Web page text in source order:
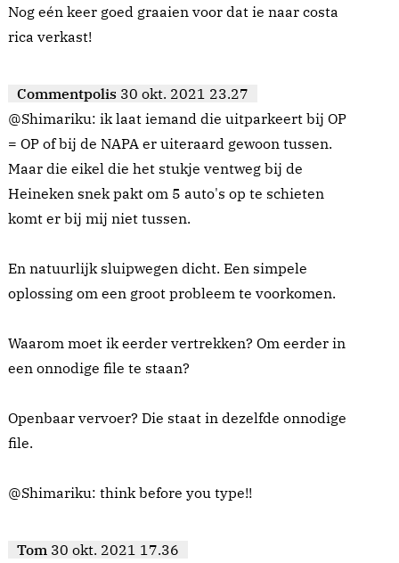
Nog eén keer goed graaien voor dat ie naar costa
rica verkast!
Commentpolis 30 okt. 2021 23.27
@Shimariku: ik laat iemand die uitparkeert bij OP
= OP of bij de NAPA er uiteraard gewoon tussen.
Maar die eikel die het stukje ventweg bij de
Heineken snek pakt om 5 auto's op te schieten
komt er bij mij niet tussen.
En natuurlijk sluipwegen dicht. Een simpele
oplossing om een groot probleem te voorkomen.
Waarom moet ik eerder vertrekken? Om eerder in
een onnodige file te staan?
Openbaar vervoer? Die staat in dezelfde onnodige
file.
@Shimariku: think before you type!!
Tom 30 okt. 2021 17.36